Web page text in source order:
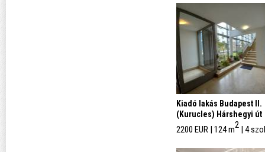
Kiadó lakás Budapest II.
(Kurucles) Hárshegyi út
2200 EUR | 124 m2| 4